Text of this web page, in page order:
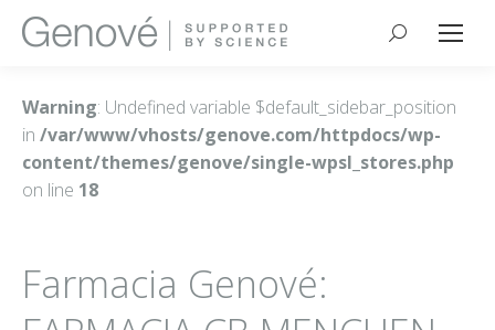
Buscar:
Warning: Undefined variable $default_sidebar_position
in /var/www/vhosts/genove.com/httpdocs/wp-
content/themes/genove/single-wpsl_stores.php
on line 18
Farmacia Genové: